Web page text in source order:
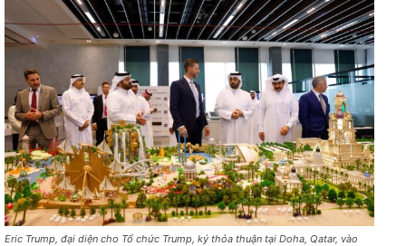
Eric Trump, đại diện cho Tổ chức Trump, ký thỏa thuận tại Doha, Qatar, vào